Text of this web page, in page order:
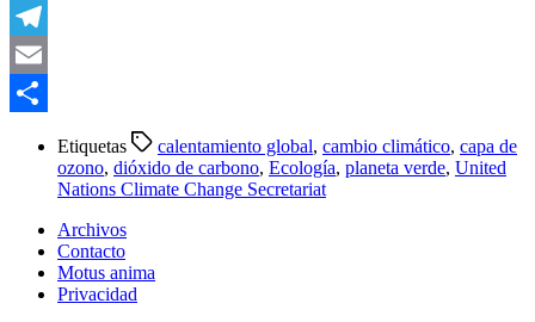
WhatsApp
Telegram
Email
Etiquetas calentamiento global, cambio climático, capa de
ozono, dióxido de carbono, Ecología, planeta verde, United
Nations Climate Change Secretariat
Archivos
Contacto
Motus anima
Privacidad